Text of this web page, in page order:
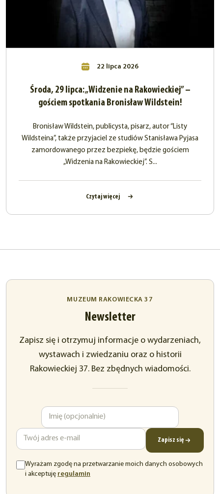
22 lipca 2026
Środa, 29 lipca: „Widzenie na Rakowieckiej” –
gościem spotkania Bronisław Wildstein!
Bronisław Wildstein, publicysta, pisarz, autor “Listy
Wildsteina”, także przyjaciel ze studiów Stanisława Pyjasa
zamordowanego przez bezpiekę, będzie gościem
„Widzenia na Rakowieckiej”. S...
Czytaj więcej
MUZEUM RAKOWIECKA 37
Newsletter
Zapisz się i otrzymuj informacje o wydarzeniach,
wystawach i zwiedzaniu oraz o historii
Rakowieckiej 37. Bez zbędnych wiadomości.
Zapisz się
Wyrażam zgodę na przetwarzanie moich danych osobowych
i akceptuję regulamin